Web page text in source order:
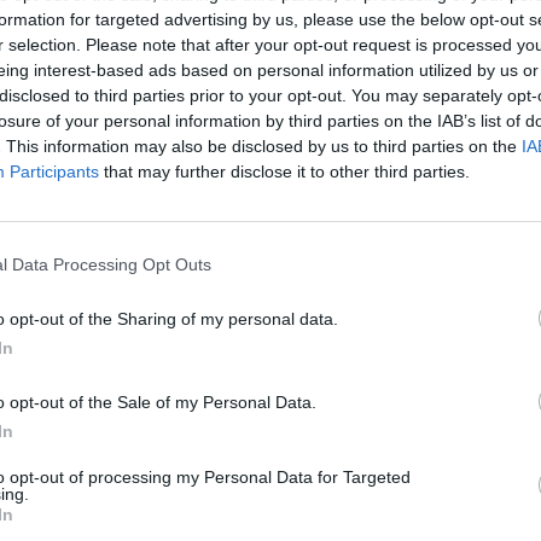
for targeted advertising by us, please use the below opt-out
selection. Please note that after your opt-out request is processed
interest-based ads based on personal information utilized by us
to third parties prior to your opt-out. You may separately
of your personal information by third parties on the IAB’s list of
This information may also be disclosed by us to third parties on the
Participants that may further disclose it to other third parties.
Data Processing Opt Outs
opt-out of the Sharing of my personal data.
opt-out of the Sale of my Personal Data.
opt-out of processing my Personal Data for Targeted
S.A.S. DI MATTOLA
E C.
25.12.10
S.R.L. 2-5 milioni 25.12.10
tutti i comuni della provincia di
Monferrato (18) Mongiardino Ligure (2)